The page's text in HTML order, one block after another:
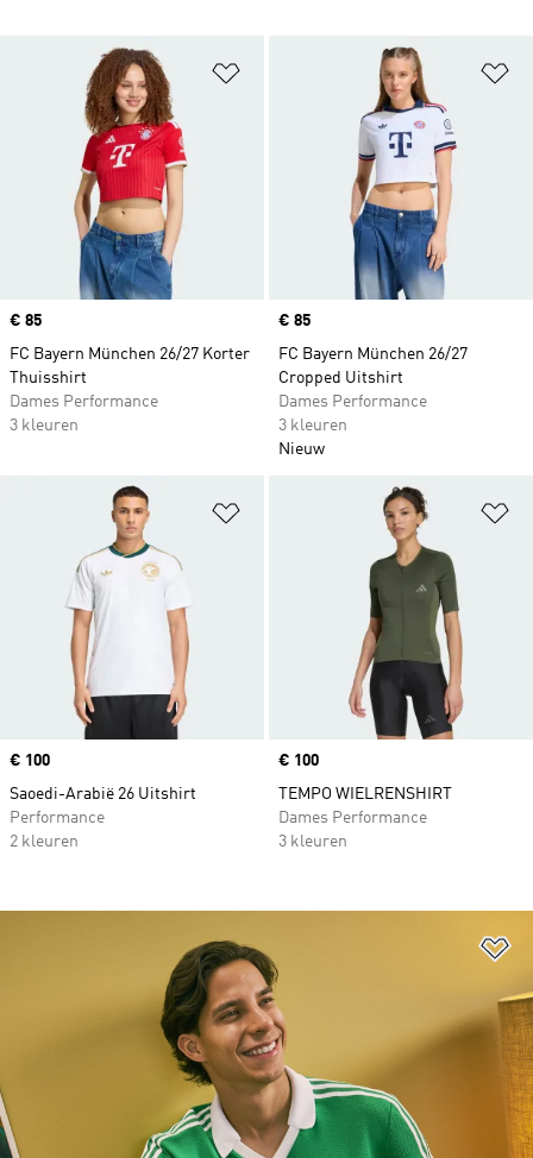
Op verlanglijst zetten
Price
€ 85
FC Bayern München 26/27 Korter
Thuisshirt
Dames Performance
3 kleuren
Price
€ 85
FC Bayern München 26/27
Cropped Uitshirt
Dames Performance
3 kleuren
Nieuw
Op verlanglijst zetten
Price
€ 100
Saoedi-Arabië 26 Uitshirt
Performance
2 kleuren
Price
€ 100
TEMPO WIELRENSHIRT
Dames Performance
3 kleuren